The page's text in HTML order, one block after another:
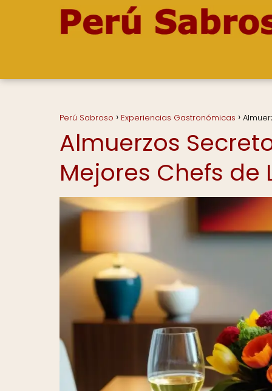
Perú Sabroso Experiencias Gastronómicas
Almuerzos
Mejores Chefs de